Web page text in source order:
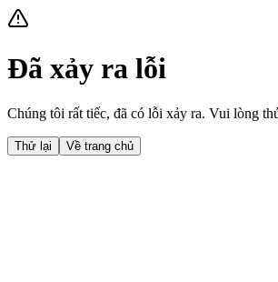
Đã xảy ra lỗi
Chúng tôi rất tiếc, đã có lỗi xảy ra. Vui lòng
Thử lại Về trang chủ